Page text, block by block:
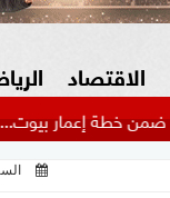
الاقتصاد
السبت،